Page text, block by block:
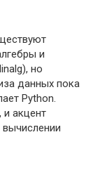
и
но
данных пока
Python.
акцент